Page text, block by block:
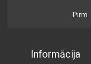
Pirm.
Informācija